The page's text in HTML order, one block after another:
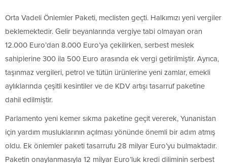
Orta Vadeli Önlemler Paketi, meclisten geçti. Halkımızı yeni vergiler
beklemektedir. Gelir beyanlarında vergiye tabi olmayan oran
12.000 Euro’dan 8.000 Euro’ya çekilirken, serbest meslek
sahiplerine 300 ila 500 Euro arasında ek vergi getirilmiştir. Ayrıca,
taşınmaz vergileri, petrol ve tütün ürünlerine yeni zamlar, emekli
aylıklarında çeşitli kesintiler ve de KDV artışı tasarruf paketine
dahil edilmiştir.
Parlamento yeni kemer sıkma paketine geçit vererek, Yunanistan
için yardım musluklarının açılması yönünde önemli bir adım atmış
oldu. Ek önlemler paketi tasarrufu 28 milyar Euro’yu bulmaktadır.
Paketin onaylanmasıyla 12 milyar Euro’luk kredi diliminin serbest